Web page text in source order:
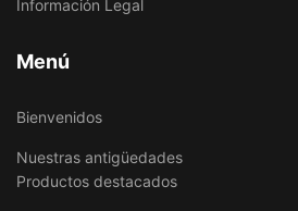
Información Legal
Menú
Bienvenidos
Nuestras antigüedades
Productos destacados